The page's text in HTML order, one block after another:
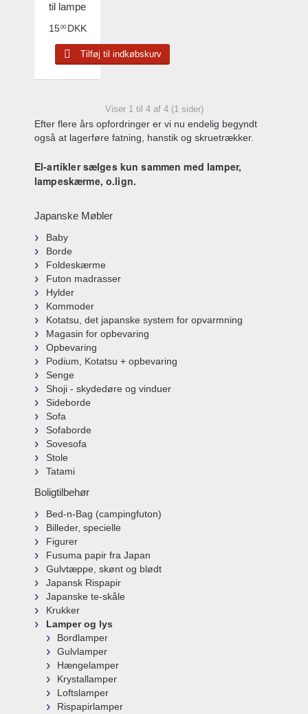
til lampe
1500 DKK
Tilføj til indkøbskurv
Viser 1 til 4 af 4 (1 sider)
Efter flere års opfordringer er vi nu endelig begyndt
også at lagerføre fatning, hanstik og skruetrækker.
El-artikler sælges kun sammen med lamper,
lampeskærme, o.lign.
Japanske Møbler
Baby
Borde
Foldeskærme
Futon madrasser
Hylder
Kommoder
Kotatsu, det japanske system for opvarmning
Magasin for opbevaring
Opbevaring
Podium, Kotatsu + opbevaring
Senge
Shoji - skydedøre og vinduer
Sideborde
Sofa
Sofaborde
Sovesofa
Stole
Tatami
Boligtilbehør
Bed-n-Bag (campingfuton)
Billeder, specielle
Figurer
Fusuma papir fra Japan
Gulvtæppe, skønt og blødt
Japansk Rispapir
Japanske te-skåle
Krukker
Lamper og lys
Bordlamper
Gulvlamper
Hængelamper
Krystallamper
Loftslamper
Rispapirlamper